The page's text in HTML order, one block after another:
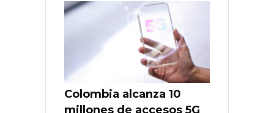
Colombia alcanza 10
millones de accesos 5G